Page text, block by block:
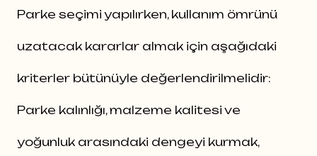
Parke seçimi yapılırken, kullanım ömrünü
uzatacak kararlar almak için aşağıdaki
kriterler bütünüyle değerlendirilmelidir:
Parke kalınlığı, malzeme kalitesi ve
yoğunluk arasındaki dengeyi kurmak,